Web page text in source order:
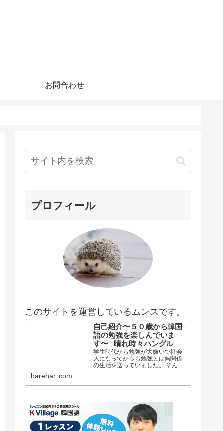
お問合わせ
プロフィール
このサイトを運営しているムンスです。
自己紹介〜５０歳から韓国
語の勉強を楽しんでいま
す〜 | 晴れ時々ハングル
学生時代から勉強が大嫌いで社会
人になってからも勉強とは無関係
の生活を送っていました。 そんな
す。 在日韓国人３世で小さい頃は
学校低学年？の頃まで自
harehan.com